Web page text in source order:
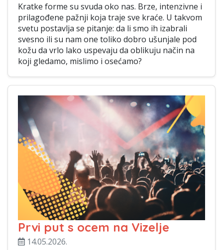
Kratke forme su svuda oko nas. Brze, intenzivne i
prilagođene pažnji koja traje sve kraće. U takvom
svetu postavlja se pitanje: da li smo ih izabrali
svesno ili su nam one toliko dobro ušunjale pod
kožu da vrlo lako uspevaju da oblikuju način na
koji gledamo, mislimo i osećamo?
Prvi put s ocem na Vizelje
14.05.2026.